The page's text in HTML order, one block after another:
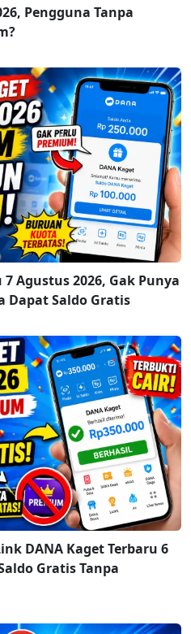
Pengguna Tanpa
Agustus 2026, Gak Punya
Dapat Saldo Gratis
DANA Kaget Terbaru 6
Gratis Tanpa